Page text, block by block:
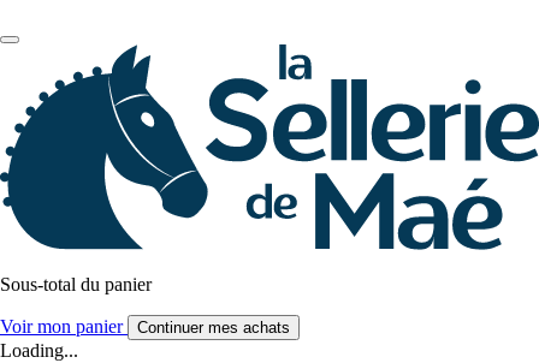
Sous-total du panier
Voir mon panier Continuer mes achats
Loading...